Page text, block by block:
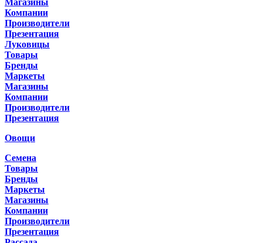
Магазины
Компании
Производители
Презентация
Луковицы
Товары
Бренды
Маркеты
Магазины
Компании
Производители
Презентация
Овощи
Семена
Товары
Бренды
Маркеты
Магазины
Компании
Производители
Презентация